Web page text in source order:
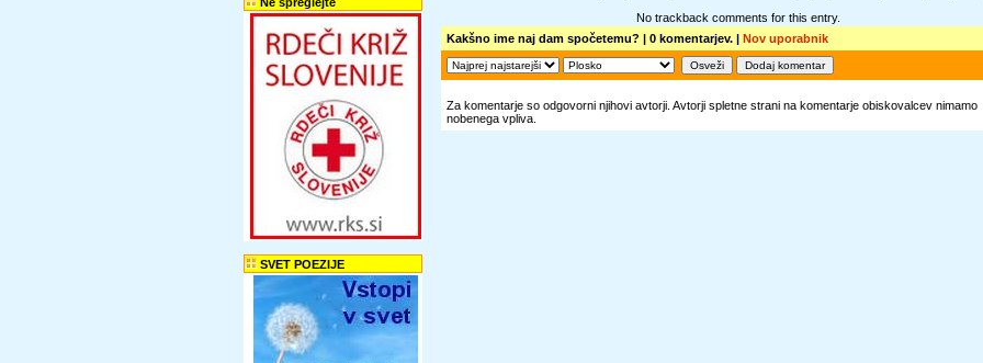
SVET POEZIJE
No trackback comments for this entry.
Kakšno ime naj dam spočetemu? | 0 komentarjev. | Nov uporabnik
Za komentarje so odgovorni njihovi avtorji. Avtorji spletne strani na komentarje obiskovalcev nimamo
nobenega vpliva.